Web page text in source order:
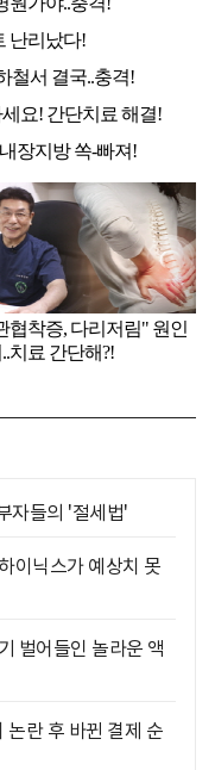
자들의 '절세법'
이닉스가 예상치 못
벌어들인 놀라운 액
란 후 바뀐 결제 순